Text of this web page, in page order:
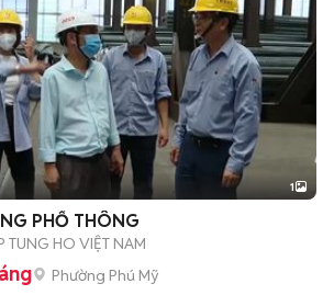
1
PHỔ THÔNG
TUNG HO VIỆT NAM
Phường Phú Mỹ